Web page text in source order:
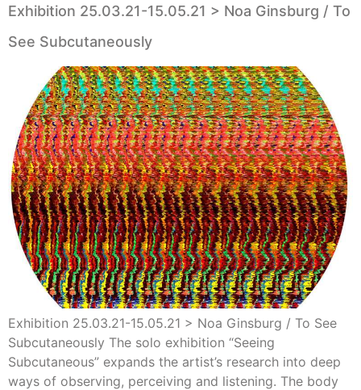
Exhibition 25.03.21-15.05.21 > Noa Ginsburg / To
See Subcutaneously
Exhibition 25.03.21-15.05.21 > Noa Ginsburg / To See
Subcutaneously The solo exhibition “Seeing
Subcutaneous” expands the artist’s research into deep
ways of observing, perceiving and listening. The body